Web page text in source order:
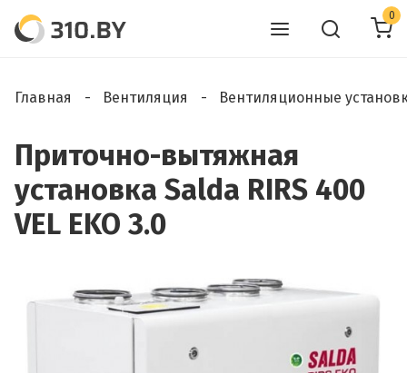
0
Главная Вентиляция Вентиляционные
Приточно-вытяжная
установка Salda RIRS 400
VEL EKO 3.0